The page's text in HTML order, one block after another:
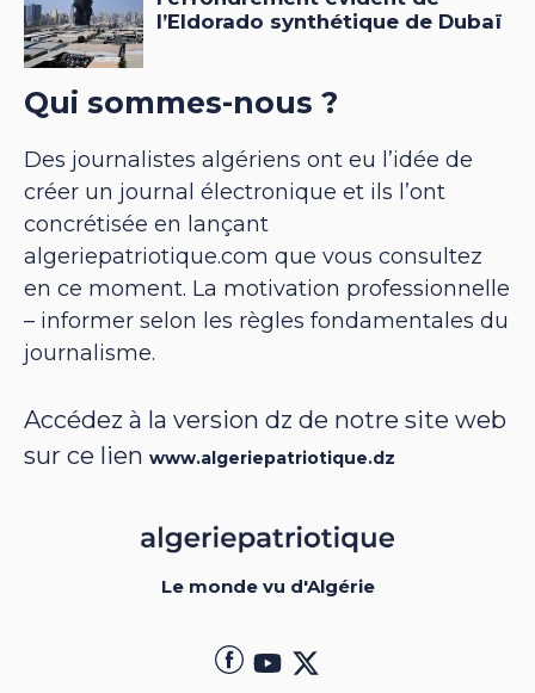
Qui sommes-nous ?
Des journalistes algériens ont eu l’idée de
créer un journal électronique et ils l’ont
concrétisée en lançant
algeriepatriotique.com que vous consultez
en ce moment. La motivation professionnelle
– informer selon les règles fondamentales du
journalisme.
Accédez à la version dz de notre site web
sur ce lien www.algeriepatriotique.dz
Le monde vu d'Algérie